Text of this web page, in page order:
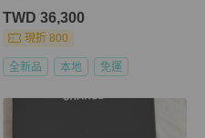
TWD 36,300
現折 800
全新品 本地 免運